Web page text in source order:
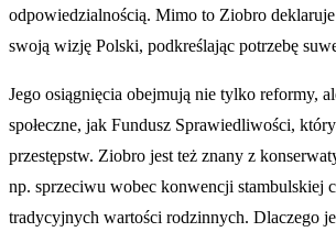
odpowiedzialnością. Mimo to Ziobro
swoją wizję Polski, podkreślając potrzebę
Jego osiągnięcia obejmują nie tylko reformy,
społeczne, jak Fundusz Sprawiedliwości,
przestępstw. Ziobro jest też znany z
np. sprzeciwu wobec konwencji stambulskiej
tradycyjnych wartości rodzinnych. Dlaczego